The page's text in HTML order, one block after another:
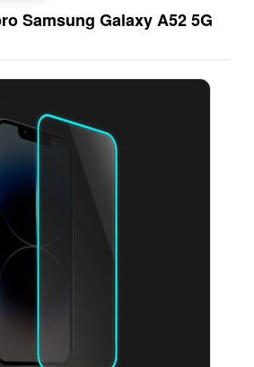
Samsung Galaxy A52 5G